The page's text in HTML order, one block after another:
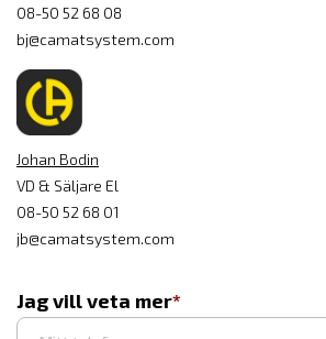
08-50 52 68 08
bj@camatsystem.com
Johan Bodin
VD & Säljare El
08-50 52 68 01
jb@camatsystem.com
Jag vill veta mer